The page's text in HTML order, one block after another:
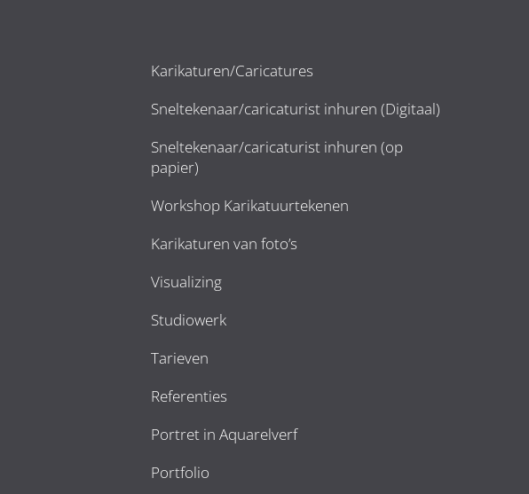
Karikaturen/Caricatures
Sneltekenaar/caricaturist inhuren (Digitaal)
Sneltekenaar/caricaturist inhuren (op
papier)
Workshop Karikatuurtekenen
Karikaturen van foto’s
Visualizing
Studiowerk
Tarieven
Referenties
Portret in Aquarelverf
Portfolio